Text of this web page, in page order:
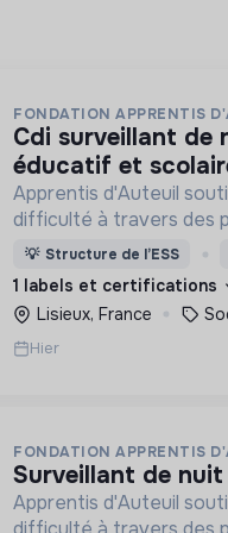
FONDATION APPRENTIS
cdi surveillant de nuit en internat
éducatif et
Apprentis d'Auteuil
difficulté à travers des
d’accueil, d’éducation,
d’insertion pour leur
des hommes et des
💡 Structure de l’ESS
1 labels et certifications
Lisieux, France
Hier
FONDATION APPRENTIS
surveillant de
Apprentis d'Auteuil